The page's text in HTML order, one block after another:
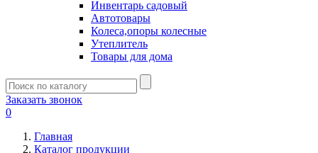
Инвентарь садовый
Автотовары
Колеса,опоры колесные
Утеплитель
Товары для дома
Заказать звонок
0
Главная
Каталог продукции